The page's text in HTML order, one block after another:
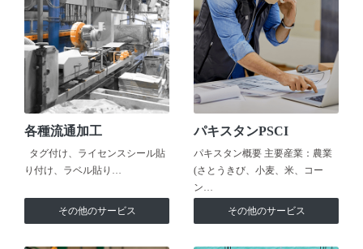
各種流通加工
タグ付け、ライセンスシール貼
り付け、ラベル貼り…
その他のサービス
パキスタンPSCI
パキスタン概要 主要産業：農業
(さとうきび、小麦、米、コー
ン…
その他のサービス